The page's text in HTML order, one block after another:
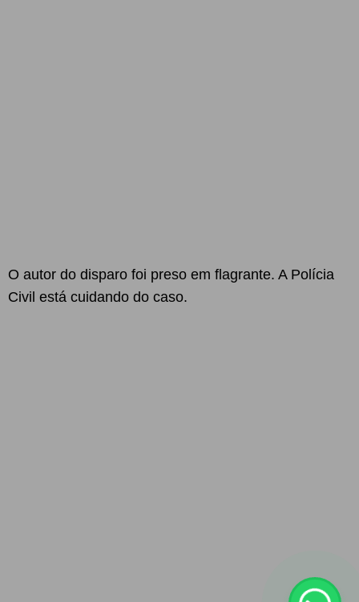
O autor do disparo foi preso em flagrante. A Polícia
Civil está cuidando do caso.